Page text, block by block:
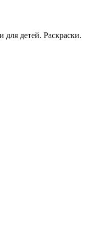
детей. Раскраски.